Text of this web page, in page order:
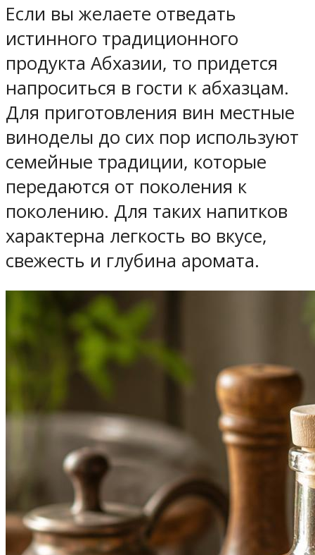
Если вы желаете отведать
истинного традиционного
продукта Абхазии, то придется
напроситься в гости к абхазцам.
Для приготовления вин местные
виноделы до сих пор используют
семейные традиции, которые
передаются от поколения к
поколению. Для таких напитков
характерна легкость во вкусе,
свежесть и глубина аромата.